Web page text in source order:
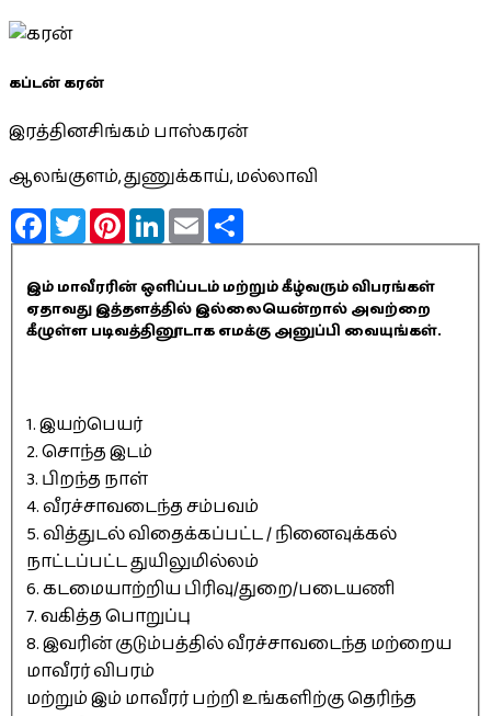
கப்டன் கரன்
இரத்தினசிங்கம் பாஸ்கரன்
ஆலங்குளம், துணுக்காய், மல்லாவி
FacebookTwitterPinterestLinkedInEmail
இம் மாவீரரின் ஒளிப்படம் மற்றும் கீழ்வரும் விபரங்கள்
ஏதாவது இத்தளத்தில் இல்லையென்றால் அவற்றை
கீழுள்ள படிவத்தினூடாக எமக்கு அனுப்பி வையுங்கள்.
1. இயற்பெயர்
2. சொந்த இடம்
3. பிறந்த நாள்
4. வீரச்சாவடைந்த சம்பவம்
5. வித்துடல் விதைக்கப்பட்ட / நினைவுக்கல்
நாட்டப்பட்ட துயிலுமில்லம்
6. கடமையாற்றிய பிரிவு/துறை/படையணி
7. வகித்த பொறுப்பு
8. இவரின் குடும்பத்தில் வீரச்சாவடைந்த மற்றைய
மாவீரர் விபரம்
மற்றும் இம் மாவீரர் பற்றி உங்களிற்கு தெரிந்த